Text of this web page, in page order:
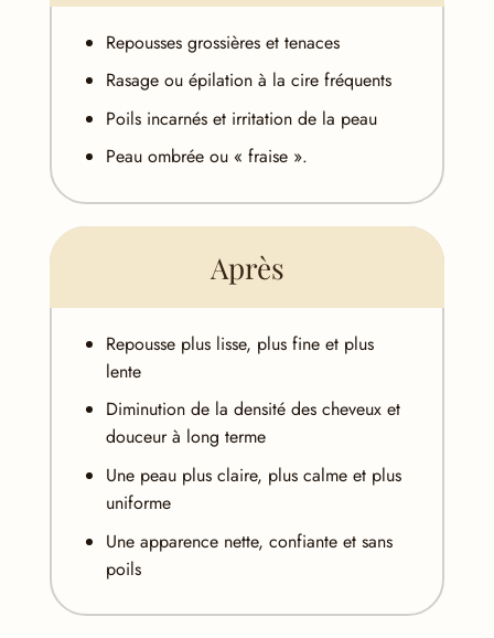
Repousses grossières et tenaces
Rasage ou épilation à la cire fréquents
Poils incarnés et irritation de la peau
Peau ombrée ou « fraise ».
Après
Repousse plus lisse, plus fine et plus
lente
Diminution de la densité des cheveux et
douceur à long terme
Une peau plus claire, plus calme et plus
uniforme
Une apparence nette, confiante et sans
poils